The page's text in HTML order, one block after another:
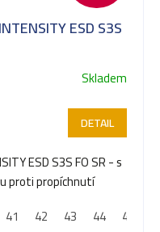
ESD S3S
Skladem
DETAIL
ESD S3S FO SR - s
proti propíchnutí
41 42 43 44 45